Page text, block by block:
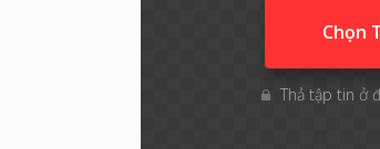
Chọn
Thả tập tin ở